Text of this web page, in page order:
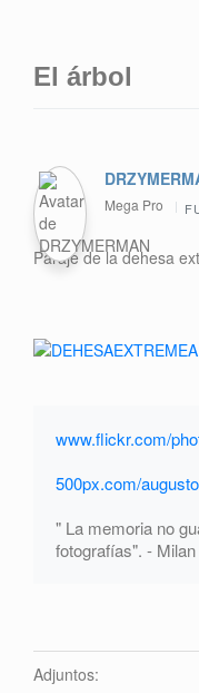
El árbol
Mega Pro
Paraje de la dehesa
www.flickr.com/
500px.com/
" La memoria no
fotografías". -
Adjuntos: